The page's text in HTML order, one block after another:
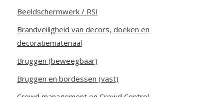
Beeldschermwerk / RSI
Brandveiligheid van decors, doeken en
decoratiemateriaal
Bruggen (beweegbaar)
Bruggen en bordessen (vast)